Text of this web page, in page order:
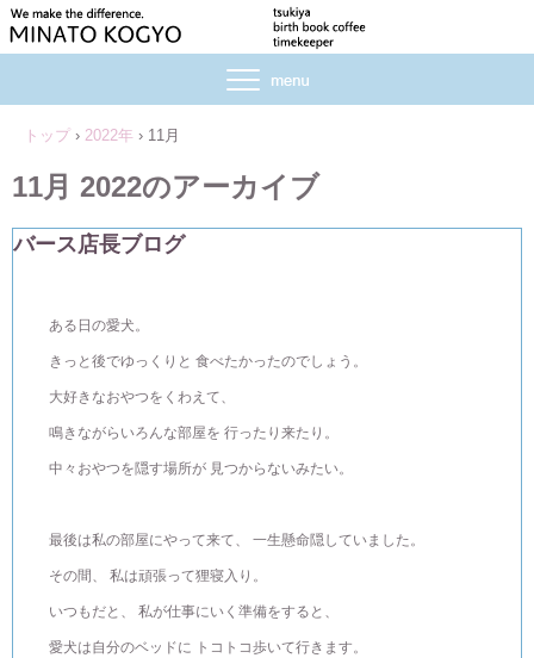
トップ › 2022年 › 11月
11月 2022のアーカイブ
バース店長ブログ
ある日の愛犬。
きっと後でゆっくりと 食べたかったのでしょう。
大好きなおやつをくわえて、
鳴きながらいろんな部屋を 行ったり来たり。
中々おやつを隠す場所が 見つからないみたい。
最後は私の部屋にやって来て、 一生懸命隠していました。
その間、 私は頑張って狸寝入り。
いつもだと、 私が仕事にいく準備をすると、
愛犬は自分のベッドに トコトコ歩いて行きます。